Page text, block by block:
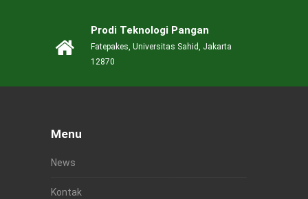
Prodi Teknologi Pangan
Fatepakes, Universitas Sahid, Jakarta
12870
Menu
News
Kontak